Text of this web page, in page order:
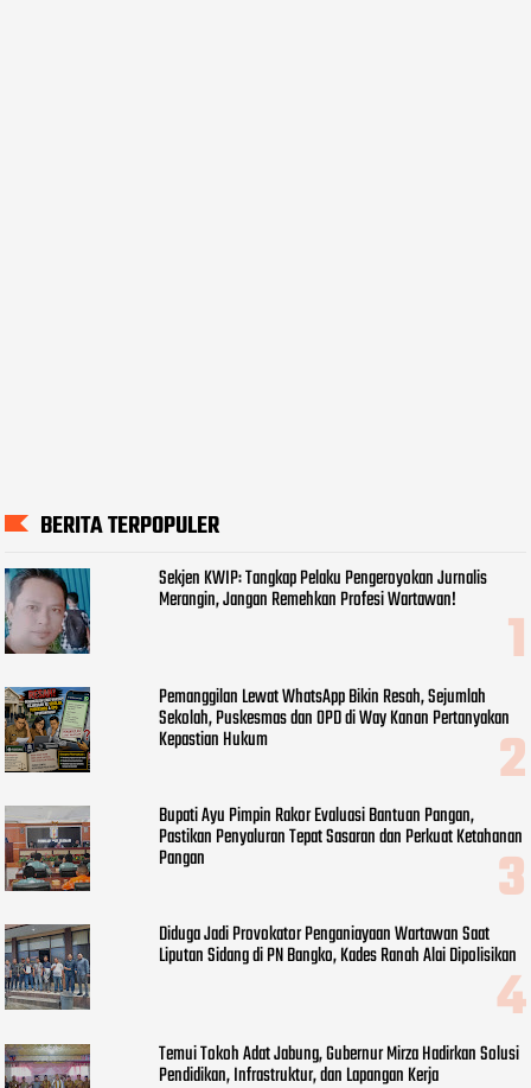
BERITA TERPOPULER
Sekjen KWIP: Tangkap Pelaku Pengeroyokan Jurnalis
Merangin, Jangan Remehkan Profesi Wartawan!
Pemanggilan Lewat WhatsApp Bikin Resah, Sejumlah
Sekolah, Puskesmas dan OPD di Way Kanan Pertanyakan
Kepastian Hukum
Bupati Ayu Pimpin Rakor Evaluasi Bantuan Pangan,
Pastikan Penyaluran Tepat Sasaran dan Perkuat Ketahanan
Pangan
Diduga Jadi Provokator Penganiayaan Wartawan Saat
Liputan Sidang di PN Bangko, Kades Ranah Alai Dipolisikan
Temui Tokoh Adat Jabung, Gubernur Mirza Hadirkan Solusi
Pendidikan, Infrastruktur, dan Lapangan Kerja